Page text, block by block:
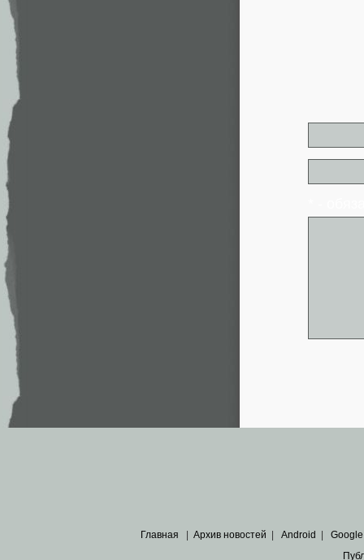
Главная Архив новостей Android Google